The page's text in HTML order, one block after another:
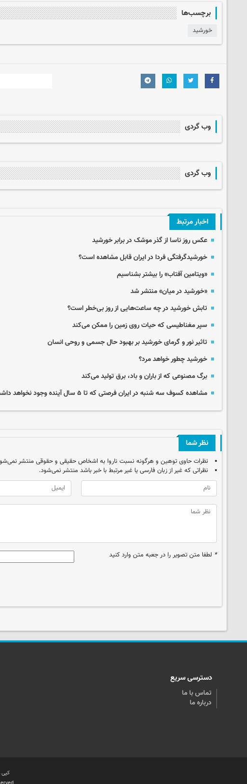
برچسب‌ها
خورشید
وب گردی
وب گردی
اخبار مرتبط
عکس روز ناسا از گذر موشک در برابر خورشید
خورشیدگرفتگی فردا در ایران قابل مشاهده است؟
«ویتامین آفتاب» را بیشتر بشناسیم
«خورشید در میان» منتشر شد
تابش خورشید در چه ساعت‌هایی از روز بی‌خطر است؟
سپر مغناطیسی که حیات روی زمین را ممکن می‌کند
تاثیر نور و گرمای خورشید بر بهبود حال جسمی و روحی انسان
خورشید چطور خواهد مرد؟
برگ مصنوعی که از باران و باد، برق تولید می‌کند
مشاهده کسوف سه شنبه در ایران فرصتی که تا ۵ سال آینده وجود نخواهد داشت
نظر شما
نظرات حاوی توهین و هرگونه نسبت ناروا به اشخاص حقیقی و حقوقی منتشر
نظراتی که غیر از زبان فارسی یا غیر مرتبط با خبر باشد منتشر نمی‌شود.
* لطفا متن تصویر را در جعبه متن وارد کنید
دسترسی سریع
تماس با ما
درباره ما
کپی